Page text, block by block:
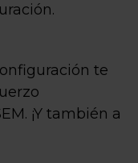
te
¡Y también a